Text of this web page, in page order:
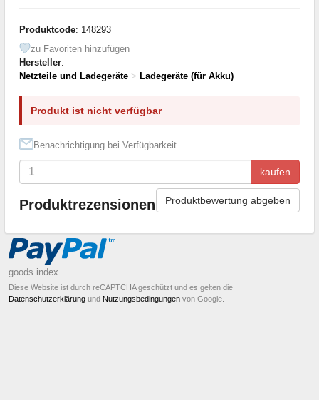
Produktcode: 148293
zu Favoriten hinzufügen
Hersteller:
Netzteile und Ladegeräte > Ladegeräte (für Akku)
Produkt ist nicht verfügbar
Benachrichtigung bei Verfügbarkeit
kaufen
Produktrezensionen Produktbewertung abgeben
goods index
Diese Website ist durch reCAPTCHA geschützt und es gelten die
Datenschutzerklärung und Nutzungsbedingungen von Google.